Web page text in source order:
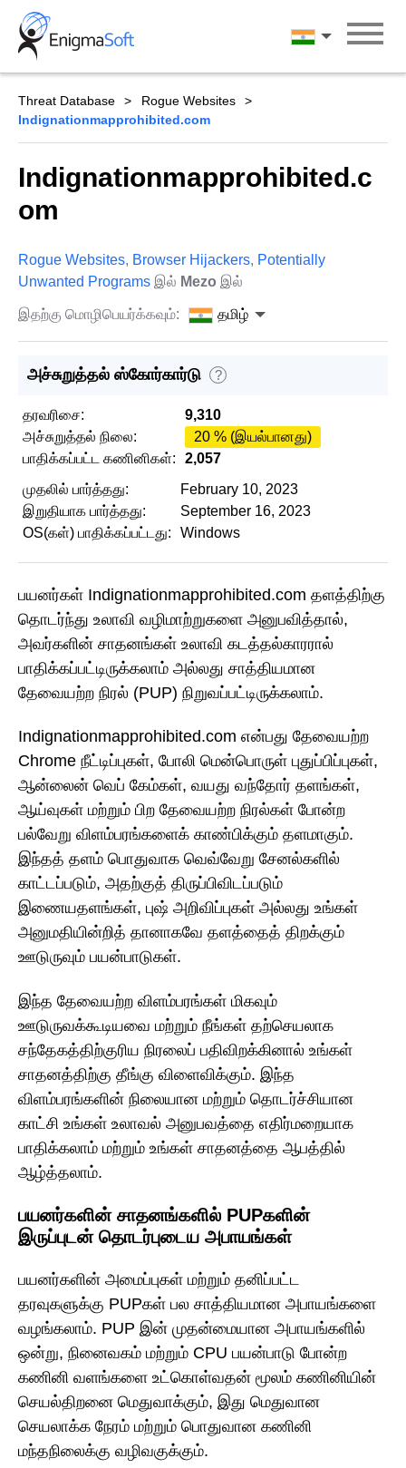
Skip
content
தமிழ்
Threat Database
Rogue Websites
Indignationmapprohibited.com
Indignationmapprohibited.c
om
Rogue Websites, Browser Hijackers, Potentially
Unwanted Programs இல் Mezo இல்
இதற்கு மொழிபெயர்க்கவும்: தமிழ்
அச்சுறுத்தல் ஸ்கோர்கார்டு ?
தரவரிசை:
9,310
அச்சுறுத்தல் நிலை:
20 % (இயல்பானது)
பாதிக்கப்பட்ட கணினிகள்:
2,057
முதலில் பார்த்தது:
February 10, 2023
இறுதியாக பார்த்தது:
September 16, 2023
OS(கள்) பாதிக்கப்பட்டது:
Windows
பயனர்கள் Indignationmapprohibited.com தளத்திற்கு
தொடர்ந்து உலாவி வழிமாற்றுகளை அனுபவித்தால்,
அவர்களின் சாதனங்கள் உலாவி கடத்தல்காரரால்
பாதிக்கப்பட்டிருக்கலாம் அல்லது சாத்தியமான
தேவையற்ற நிரல் (PUP) நிறுவப்பட்டிருக்கலாம்.
Indignationmapprohibited.com என்பது தேவையற்ற
Chrome நீட்டிப்புகள், போலி மென்பொருள் புதுப்பிப்புகள்,
ஆன்லைன் வெப் கேம்கள், வயது வந்தோர் தளங்கள்,
ஆய்வுகள் மற்றும் பிற தேவையற்ற நிரல்கள் போன்ற
பல்வேறு விளம்பரங்களைக் காண்பிக்கும் தளமாகும்.
இந்தத் தளம் பொதுவாக வெவ்வேறு சேனல்களில்
காட்டப்படும், அதற்குத் திருப்பிவிடப்படும்
இணையதளங்கள், புஷ் அறிவிப்புகள் அல்லது உங்கள்
அனுமதியின்றித் தானாகவே தளத்தைத் திறக்கும்
ஊடுருவும் பயன்பாடுகள்.
இந்த தேவையற்ற விளம்பரங்கள் மிகவும்
ஊடுருவக்கூடியவை மற்றும் நீங்கள் தற்செயலாக
சந்தேகத்திற்குரிய நிரலைப் பதிவிறக்கினால் உங்கள்
சாதனத்திற்கு தீங்கு விளைவிக்கும். இந்த
விளம்பரங்களின் நிலையான மற்றும் தொடர்ச்சியான
காட்சி உங்கள் உலாவல் அனுபவத்தை எதிர்மறையாக
பாதிக்கலாம் மற்றும் உங்கள் சாதனத்தை ஆபத்தில்
ஆழ்த்தலாம்.
பயனர்களின் சாதனங்களில் PUPகளின்
இருப்புடன் தொடர்புடைய அபாயங்கள்
பயனர்களின் அமைப்புகள் மற்றும் தனிப்பட்ட
தரவுகளுக்கு PUPகள் பல சாத்தியமான அபாயங்களை
வழங்கலாம். PUP இன் முதன்மையான அபாயங்களில்
ஒன்று, நினைவகம் மற்றும் CPU பயன்பாடு போன்ற
கணினி வளங்களை உட்கொள்வதன் மூலம் கணினியின்
செயல்திறனை மெதுவாக்கும், இது மெதுவான
செயலாக்க நேரம் மற்றும் பொதுவான கணினி
மந்தநிலைக்கு வழிவகுக்கும்.